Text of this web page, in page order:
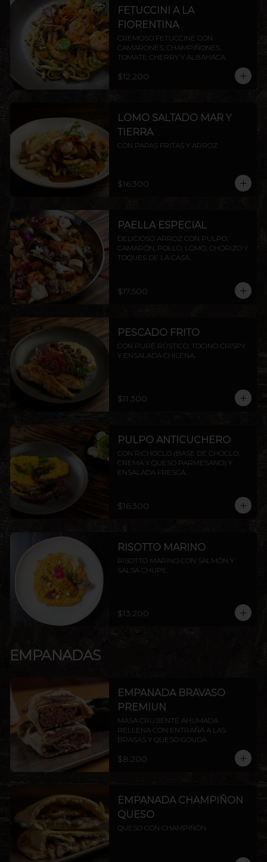
FETUCCINI A LA
FIORENTINA
CREMOSO FETUCCINE CON
CAMARONES, CHAMPIÑONES,
TOMATE CHERRY Y ALBAHACA.
$12.200
LOMO SALTADO MAR Y
TIERRA
CON PAPAS FRITAS Y ARROZ
$16.300
PAELLA ESPECIAL
DELICIOSO ARROZ CON PULPO,
CAMARÓN, POLLO, LOMO, CHORIZO Y
TOQUES DE LA CASA.
$17.500
PESCADO FRITO
CON PURÉ RÚSTICO, TOCINO CRISPY
Y ENSALADA CHILENA.
$11.300
PULPO ANTICUCHERO
CON RICHOCLO (BASE DE CHOCLO,
CREMA Y QUESO PARMESANO) Y
ENSALADA FRESCA.
$16.300
RISOTTO MARINO
RISOTTO MARINO CON SALMÓN Y
SALSA CHUPE.
$13.200
EMPANADAS
EMPANADA BRAVASO
PREMIUN
MASA CRUJIENTE AHUMADA
RELLENA CON ENTRAÑA A LAS
BRASAS Y QUESO GOUDA
$8.200
EMPANADA CHAMPIÑON
QUESO
QUESO CON CHAMPIÑÓN